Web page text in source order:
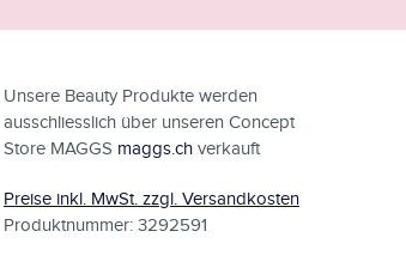
Unsere Beauty Produkte werden
ausschliesslich über unseren Concept
Store MAGGS maggs.ch verkauft
Preise inkl. MwSt. zzgl. Versandkosten
Produktnummer: 3292591